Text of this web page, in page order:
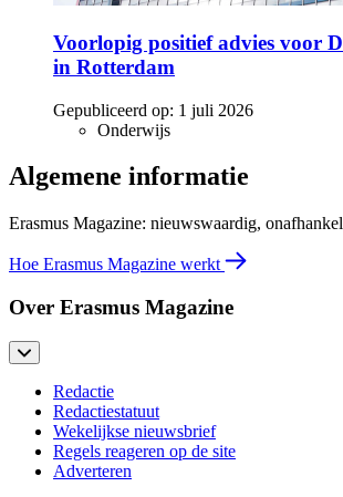
Voorlopig positief advies voor
in Rotterdam
Gepubliceerd op: 1 juli 2026
Onderwijs
Algemene informatie
Erasmus Magazine: nieuwswaardig,
Hoe Erasmus Magazine werkt
Over Erasmus Magazine
Redactie
Redactiestatuut
Wekelijkse nieuwsbrief
Regels reageren op de site
Adverteren